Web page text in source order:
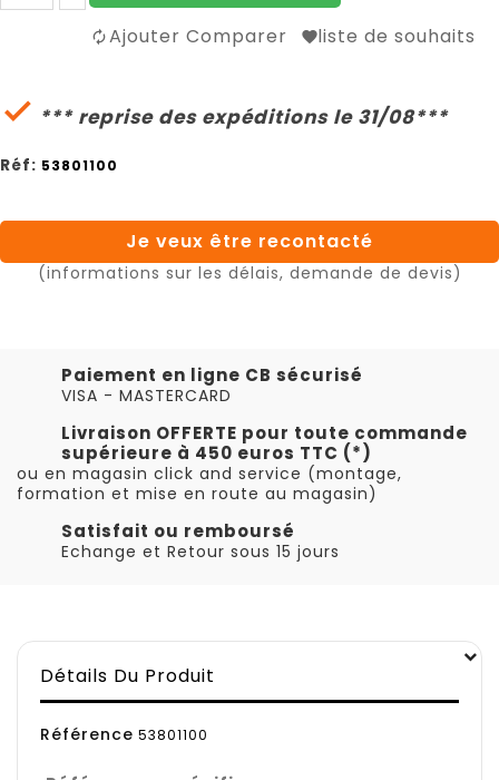
Ajouter Comparer liste de souhaits
 *** reprise des expéditions le 31/08***
Réf: 53801100
Je veux être recontacté
(informations sur les délais, demande de devis)
Paiement en ligne CB sécurisé
VISA - MASTERCARD
Livraison OFFERTE pour toute commande
supérieure à 450 euros TTC (*)
ou en magasin click and service (montage,
formation et mise en route au magasin)
Satisfait ou remboursé
Echange et Retour sous 15 jours
Détails Du Produit
Référence 53801100